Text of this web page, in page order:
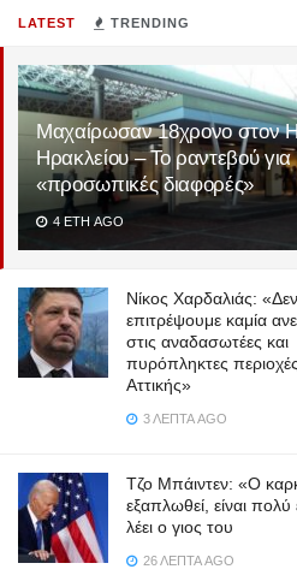
LATEST TRENDING
Μαχαίρωσαν 18χρονο στον
Ηρακλείου – Το ραντεβού για
«προσωπικές διαφορές»
4 ΈΤΗ AGO
Νίκος Χαρδαλιάς:
επιτρέψουμε καμία
στις αναδασωτέες και
πυρόπληκτες
Αττικής»
3 ΛΕΠΤΆ AGO
Τζο Μπάιντεν: «Ο
εξαπλωθεί, είναι
λέει ο γιος του
26 ΛΕΠΤΆ AGO